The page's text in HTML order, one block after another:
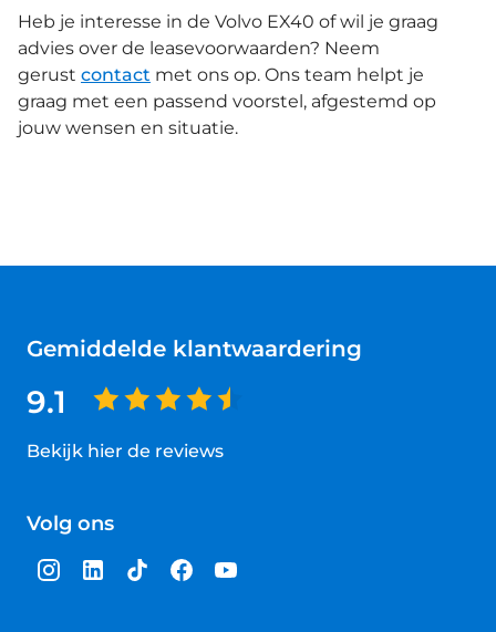
Heb je interesse in de Volvo EX40 of wil je graag
advies over de leasevoorwaarden? Neem
gerust contact met ons op. Ons team helpt je
graag met een passend voorstel, afgestemd op
jouw wensen en situatie.
Gemiddelde klantwaardering
9.1
Bekijk hier de reviews
van
sterren
Volg ons